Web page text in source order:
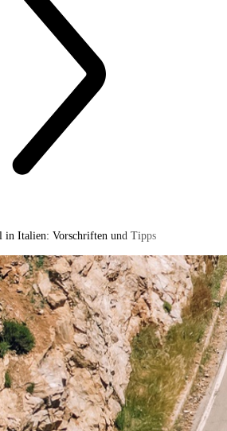
in Italien: Vorschriften und Tipps